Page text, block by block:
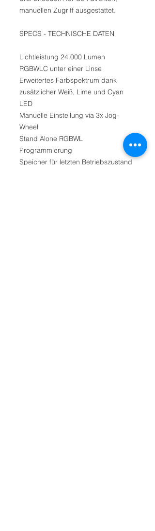
manuellen Zugriff ausgestattet.
SPECS - TECHNISCHE DATEN
Lichtleistung 24.000 Lumen
RGBWLC unter einer Linse
Erweitertes Farbspektrum dank
zusätzlicher Weiß, Lime und Cyan
LED
Manuelle Einstellung via 3x Jog-
Wheel
Stand Alone RGBWL
Programmierung
Speicher für letzten Betriebszustand